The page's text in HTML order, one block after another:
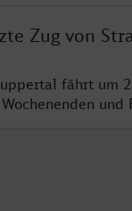
Zug von
fährt um